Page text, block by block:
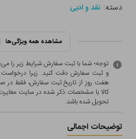
دسته: نقد و ادبی
مشاهده همه ویژگی‌ها
توجه؛ شما با ثبت سفارش شرایط زیر را
و ثبت سفارش دقت کنید. زیرا
هفت روز از تاریخ ثبت سفارش، فقط در
کالا با مشخصات ذکر شده در سایت
تحویل شده باشد.
توضیحات اجمالی